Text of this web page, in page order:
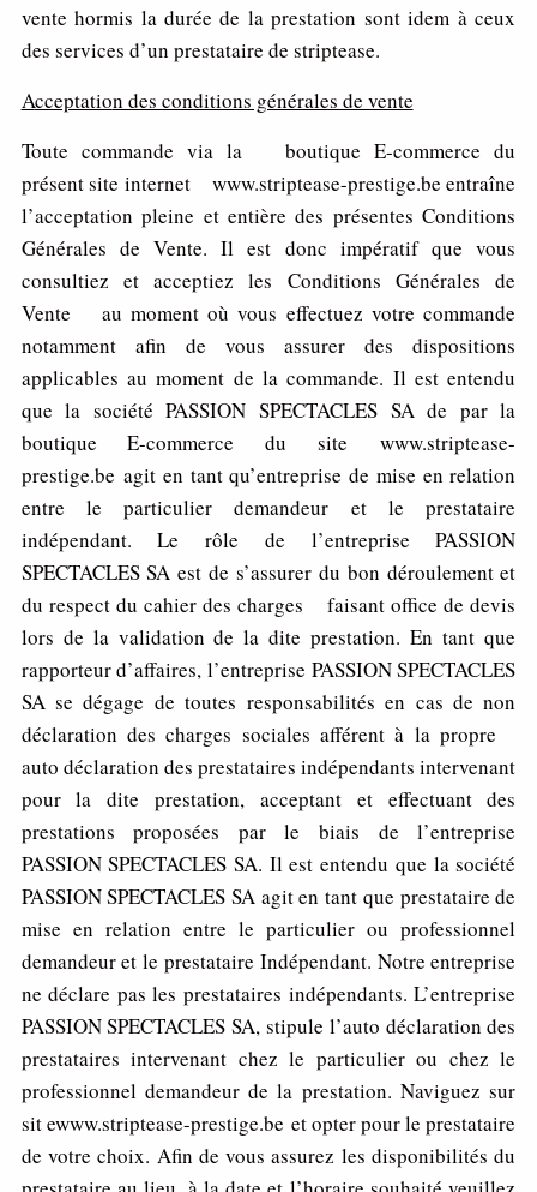
vente hormis la durée de la prestation sont idem à ceux
des services d’un prestataire de striptease.
Acceptation des conditions générales de vente
Toute commande via la boutique E-commerce du
présent site internet www.striptease-prestige.be entraîne
l’acceptation pleine et entière des présentes Conditions
Générales de Vente. Il est donc impératif que vous
consultiez et acceptiez les Conditions Générales de
Vente au moment où vous effectuez votre commande
notamment afin de vous assurer des dispositions
applicables au moment de la commande. Il est entendu
que la société PASSION SPECTACLES SA de par la
boutique E-commerce du site www.striptease-
prestige.be agit en tant qu’entreprise de mise en relation
entre le particulier demandeur et le prestataire
indépendant. Le rôle de l’entreprise PASSION
SPECTACLES SA est de s’assurer du bon déroulement et
du respect du cahier des charges faisant office de devis
lors de la validation de la dite prestation. En tant que
rapporteur d’affaires, l’entreprise PASSION SPECTACLES
SA se dégage de toutes responsabilités en cas de non
déclaration des charges sociales afférent à la propre
auto déclaration des prestataires indépendants intervenant
pour la dite prestation, acceptant et effectuant des
prestations proposées par le biais de l’entreprise
PASSION SPECTACLES SA. Il est entendu que la société
PASSION SPECTACLES SA agit en tant que prestataire de
mise en relation entre le particulier ou professionnel
demandeur et le prestataire Indépendant. Notre entreprise
ne déclare pas les prestataires indépendants. L’entreprise
PASSION SPECTACLES SA, stipule l’auto déclaration des
prestataires intervenant chez le particulier ou chez le
professionnel demandeur de la prestation. Naviguez sur
sit ewww.striptease-prestige.be et opter pour le prestataire
de votre choix. Afin de vous assurez les disponibilités du